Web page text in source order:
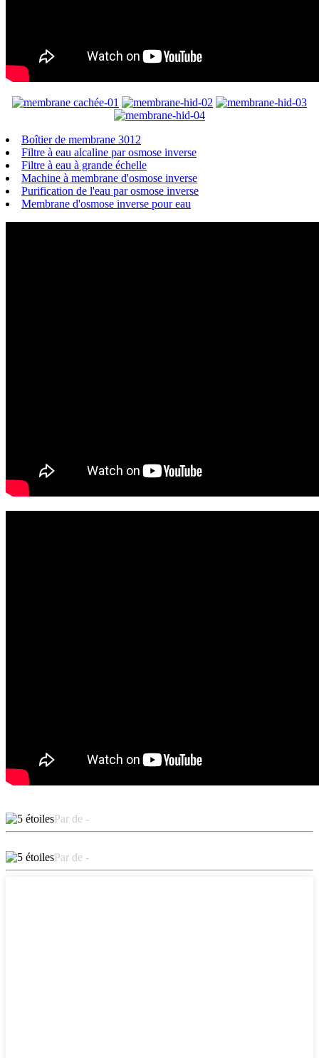
Boîtier de membrane 3012
Filtre à eau alcaline par osmose inverse
Filtre à eau à grande échelle
Machine à membrane d'osmose inverse
Purification de l'eau par osmose inverse
Membrane d'osmose inverse pour eau
Par de -
Par de -